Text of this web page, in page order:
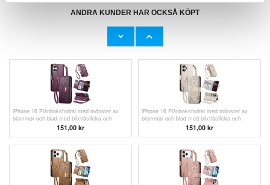
ANDRA KUNDER HAR OCKSÅ KÖPT
iPhone 17 Pro Max Galvaniserat Glitter Skal -
iPhone 17 Pro/17 Pro Max Northjo Set med
iPhone 16 Plånboksfodral med mönster av
blommor och blad med blixtlåsficka och
handledsrem - Lila151,00 kr
iPhone 16 Plånboksfodral med mönster av
blommor och blad med blixtlåsficka och
151,00 kr